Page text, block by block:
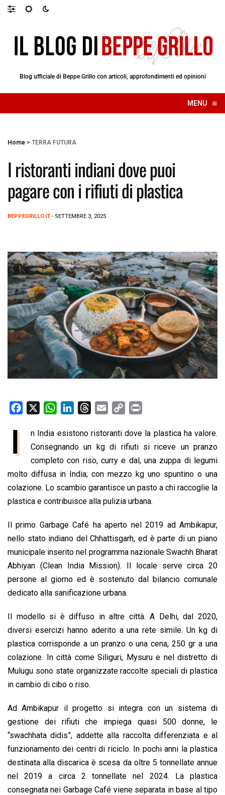
Blog ufficiale di Beppe Grillo con articoli, approfondimenti ed opinioni
MENU ≡
☰
Home > TERRA FUTURA
I ristoranti indiani dove puoi
pagare con i rifiuti di plastica
BEPPEGRILLO.IT - SETTEMBRE 3, 2025
o
o
k
W
a
t
s
A
p
p
n
k
e
d
I
n
r
e
a
d
s
a
i
l
p
y
L
i
n
k
n
t
I
n India esistono ristoranti dove la plastica ha valore.
Consegnando un kg di rifiuti si riceve un pranzo
completo con riso, curry e dal, una zuppa di legumi
molto diffusa in India; con mezzo kg uno spuntino o una
colazione. Lo scambio garantisce un pasto a chi raccoglie la
plastica e contribuisce alla pulizia urbana.
Il primo Garbage Café ha aperto nel 2019 ad Ambikapur,
nello stato indiano del Chhattisgarh, ed è parte di un piano
municipale inserito nel programma nazionale Swachh Bharat
Abhiyan (Clean India Mission). Il locale serve circa 20
persone al giorno ed è sostenuto dal bilancio comunale
dedicato alla sanificazione urbana.
Il modello si è diffuso in altre città. A Delhi, dal 2020,
diversi esercizi hanno aderito a una rete simile. Un kg di
plastica corrisponde a un pranzo o una cena, 250 gr a una
colazione. In città come Siliguri, Mysuru e nel distretto di
Mulugu sono state organizzate raccolte speciali di plastica
in cambio di cibo o riso.
Ad Ambikapur il progetto si integra con un sistema di
gestione dei rifiuti che impiega quasi 500 donne, le
“swachhata didis”, addette alla raccolta differenziata e al
funzionamento dei centri di riciclo. In pochi anni la plastica
destinata alla discarica è scesa da oltre 5 tonnellate annue
nel 2019 a circa 2 tonnellate nel 2024. La plastica
consegnata nei Garbage Café viene separata in base al tipo